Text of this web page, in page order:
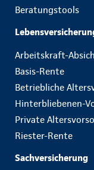
Beratungstools
Arbeitskraft-
Basis-Rente
Betriebliche
Hinterbliebenen-
Private
Riester-Rente
Sachversicherung